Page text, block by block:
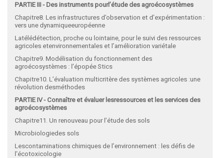
PARTIE III - Des instruments pourl’étude des agroécosystèmes
Chapitre8. Les infrastructures d’observation et d’expérimentation :
vers une dynamiqueeuropéenne
Latélédétection, proche ou lointaine, pour le suivi des ressources
agricoles etenvironnementales et l’amélioration variétale
Chapitre9. Modélisation du fonctionnement des
agroécosystèmes : l’épopée Stics
Chapitre10. L’évaluation multicritère des systèmes agricoles :une
révolution desméthodes
PARTIE IV - Connaître et évaluer lesressources et les services des
agroécosystèmes
Chapitre11. Un renouveau pour l’étude des sols
Microbiologiedes sols
Lescontaminations chimiques de l’environnement : les défis de
l’écotoxicologie